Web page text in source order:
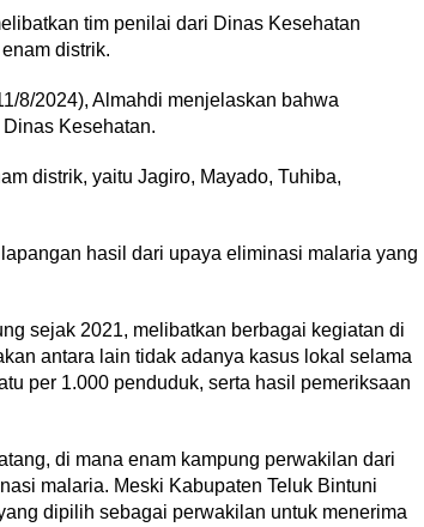
tim penilai dari Dinas Kesehatan
distrik.
8/2024), Almahdi menjelaskan bahwa
Kesehatan.
distrik, yaitu Jagiro, Mayado, Tuhiba,
hasil dari upaya eliminasi malaria yang
sejak 2021, melibatkan berbagai kegiatan di
antara lain tidak adanya kasus lokal selama
per 1.000 penduduk, serta hasil pemeriksaan
di mana enam kampung perwakilan dari
malaria. Meski Kabupaten Teluk Bintuni
dipilih sebagai perwakilan untuk menerima